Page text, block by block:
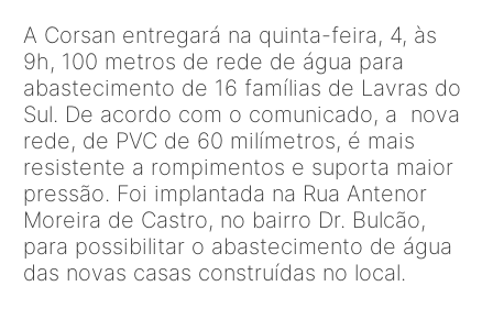
A Corsan entregará na quinta-feira, 4, às
9h, 100 metros de rede de água para
abastecimento de 16 famílias de Lavras do
Sul. De acordo com o comunicado, a nova
rede, de PVC de 60 milímetros, é mais
resistente a rompimentos e suporta maior
pressão. Foi implantada na Rua Antenor
Moreira de Castro, no bairro Dr. Bulcão,
para possibilitar o abastecimento de água
das novas casas construídas no local.